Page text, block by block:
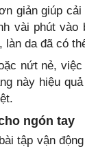
giản giúp
vài phút vào
làn da đã có
nứt nẻ,
này hiệu
ngón tay
tập vận